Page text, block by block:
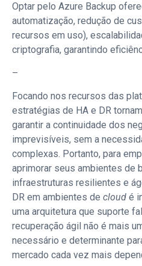
Optar pelo Azure Backup
automatização, redução de
recursos em uso),
criptografia, garantindo
–
Focando nos recursos das
estratégias de HA e DR
garantir a continuidade dos
imprevisíveis, sem a
complexas. Portanto, para
aprimorar seus ambientes de
infraestruturas resilientes e
DR em ambientes de cloud é
uma arquitetura que suporte
recuperação ágil não é mais
necessário e determinante
mercado cada vez mais